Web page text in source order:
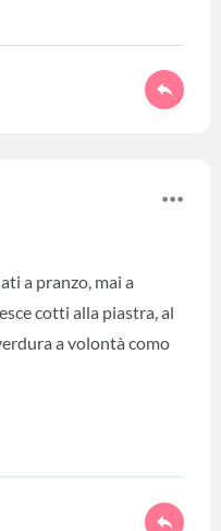
a pranzo, mai a
cotti alla piastra, al
a volontà como